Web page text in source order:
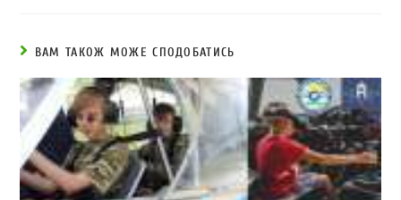
ВАМ ТАКОЖ МОЖЕ СПОДОБАТИСЬ